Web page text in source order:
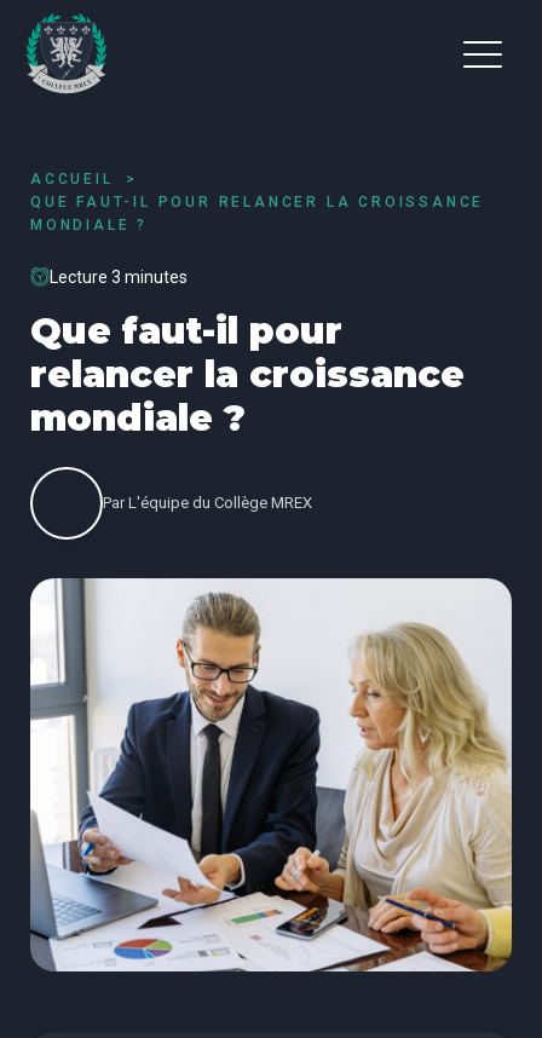
ACCUEIL
QUE FAUT-IL POUR RELANCER LA CROISSANCE
MONDIALE ?
Lecture 3 minutes
Que faut-il pour
relancer la croissance
mondiale ?
Par L'équipe du Collège MREX